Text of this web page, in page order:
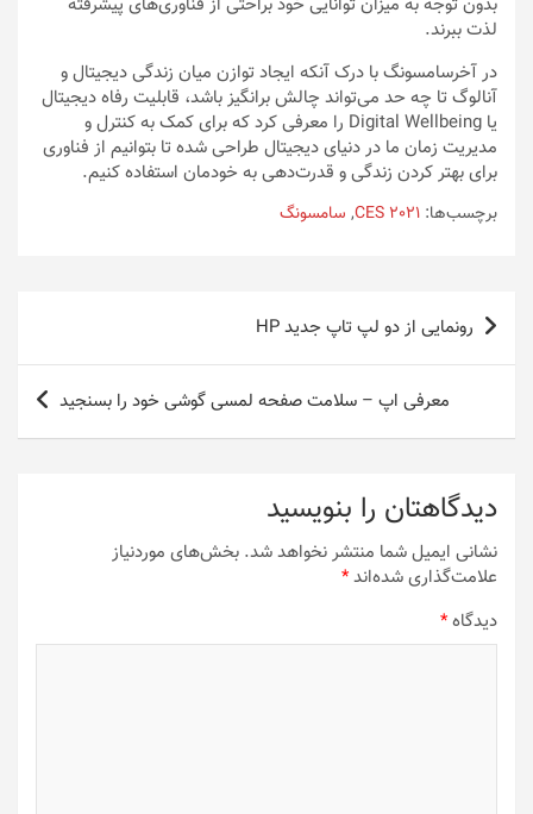
لذت ببرند.
در آخرسامسونگ با درک آنکه ایجاد توازن میان زندگی دیجیتال و
آنالوگ تا چه حد می‌تواند چالش‌ برانگیز باشد، قابلیت رفاه دیجیتال
یا Digital Wellbeing را معرفی کرد که برای کمک به کنترل و
مدیریت زمان ما در دنیای دیجیتال طراحی شده تا بتوانیم از فناوری
برای بهتر کردن زندگی و قدرت‌دهی به خودمان استفاده کنیم.
برچسب‌ها: CES 2021
, سامسونگ
راهبری
نوشته
رونمایی از دو لپ تاپ جدید HP
معرفی اپ – سلامت صفحه لمسی گوشی خود را بسنجید
دیدگاهتان را بنویسید
نشانی ایمیل شما منتشر نخواهد شد. بخش‌های موردنیاز
علامت‌گذاری شده‌اند*
دیدگاه*